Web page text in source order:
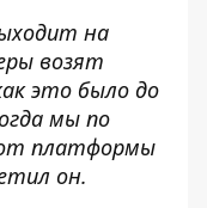
на
возят
это было до
мы по
платформы
он.